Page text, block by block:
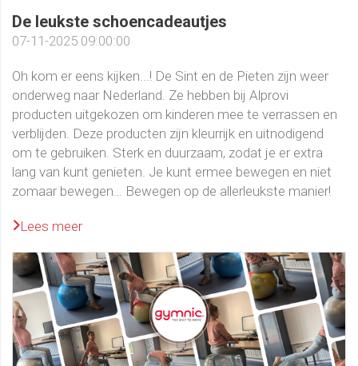
De leukste schoencadeautjes
07-11-2025 09:00:00
Oh kom er eens kijken...! De Sint en de Pieten zijn weer
onderweg naar Nederland. Ze hebben bij Alprovi
producten uitgekozen om kinderen mee te verrassen en
verblijden. Deze producten zijn kleurrijk en uitnodigend
om te gebruiken. Sterk en duurzaam, zodat je er extra
lang van kunt genieten. Je kunt ermee bewegen en niet
zomaar bewegen… Bewegen op de allerleukste manier!
Lees meer